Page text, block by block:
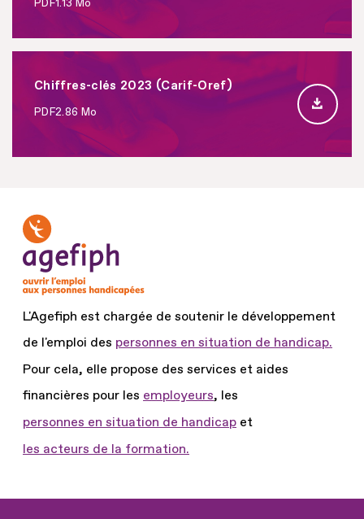
PDF1.13 Mo
Chiffres-clés 2023 (Carif-Oref)
PDF2.86 Mo
L'Agefiph est chargée de soutenir le développement
de l'emploi des personnes en situation de handicap.
Pour cela, elle propose des services et aides
financières pour les employeurs, les
personnes en situation de handicap et
les acteurs de la formation.